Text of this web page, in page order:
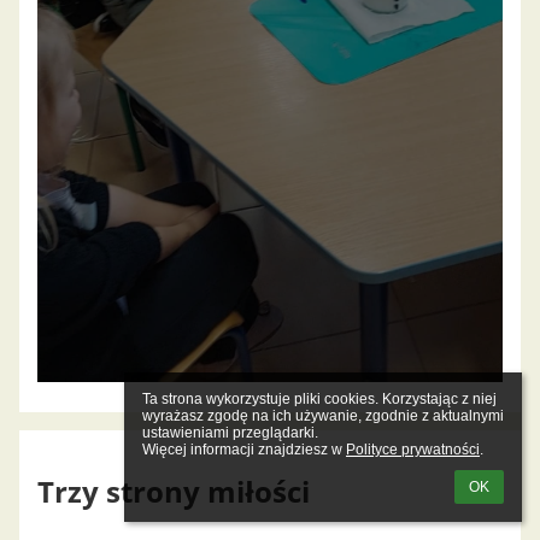
Ta strona wykorzystuje pliki cookies. Korzystając z niej
wyrażasz zgodę na ich używanie, zgodnie z aktualnymi
ustawieniami przeglądarki.
Więcej informacji znajdziesz w Polityce prywatności.
OK
Trzy strony miłości